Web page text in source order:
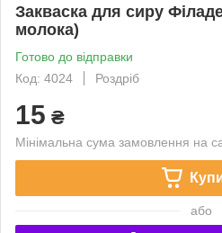
Закваска для сиру
молока)
Готово до відправки
Код: 4024
Роздріб
15 ₴
Мінімальна сума замовлення на
або